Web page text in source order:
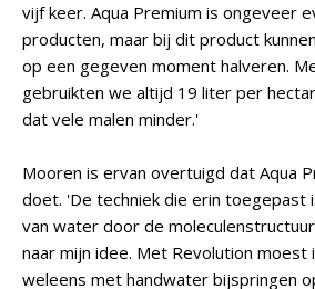
vijf keer. Aqua Premium is ongeveer
producten, maar bij dit product
op een gegeven moment halveren.
gebruikten we altijd 19 liter per
dat vele malen minder.'
Mooren is ervan overtuigd dat Aqua
doet. 'De techniek die erin toegepast
van water door de
naar mijn idee. Met Revolution
weleens met handwater bijspringen